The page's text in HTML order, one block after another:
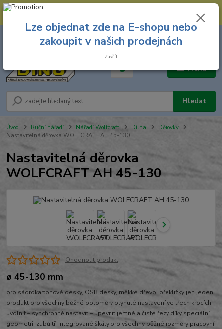
--- Spojovací materiál: 774 431 045 --- Prodejna nářadí: 731 449 423 --
Menu
Hledat
8.00 hod. - 16.00 hod.
za
Úvod Ruční nářadí Nářadí Wolfcraft Dílna
Děrovky
Nastavitelná děrovka WOLFCRAFT AH 45-130
Nastavitelná děrovka
WOLFCRAFT AH 45-130
Ohodnotit produkt
ø 45-130 mm
pro sádrokartonové desky, OSB desky, měkké dřevo, překližky jen jeden
produkt pro všechny běžné poloměry plynulé nastavení ve třech krocích:
uvolnit – synchronně nastavit – upevnit jemné a čisté řezy díky speciální
geometrii zubů tři integrované škály pro všechny běžné rozměry pracovní
Lze objednat zde na E-shopu nebo
zakoupit v našich prodejnách
Zavřít